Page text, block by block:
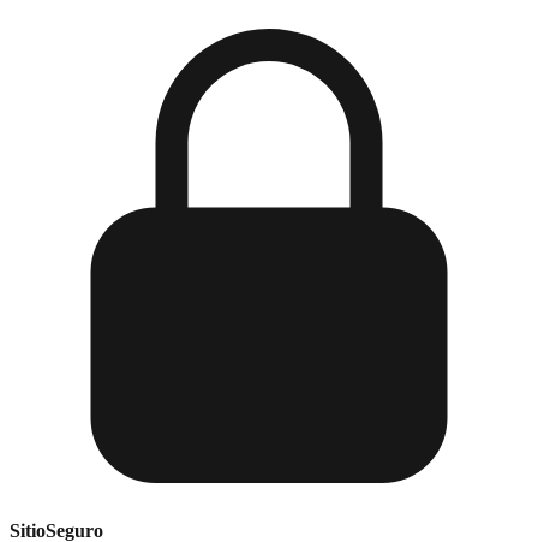
SitioSeguro